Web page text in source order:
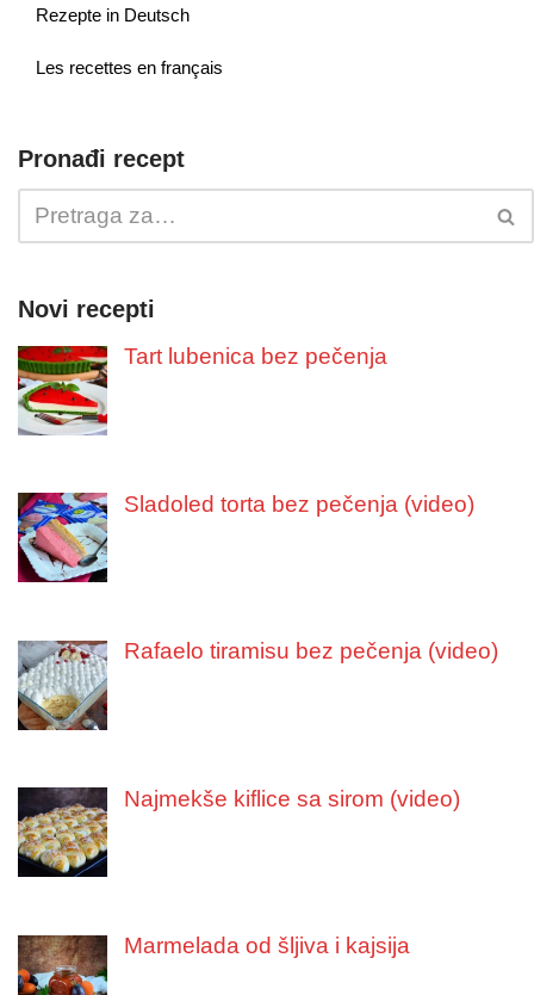
Rezepte in Deutsch
Les recettes en français
Pronađi recept
Novi recepti
Tart lubenica bez pečenja
Sladoled torta bez pečenja (video)
Rafaelo tiramisu bez pečenja (video)
Najmekše kiflice sa sirom (video)
Marmelada od šljiva i kajsija